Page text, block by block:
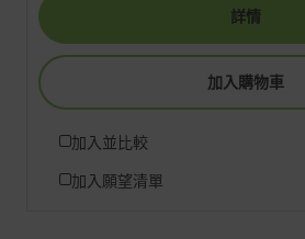
詳情
加入購物車
加入並比較
加入願望清單